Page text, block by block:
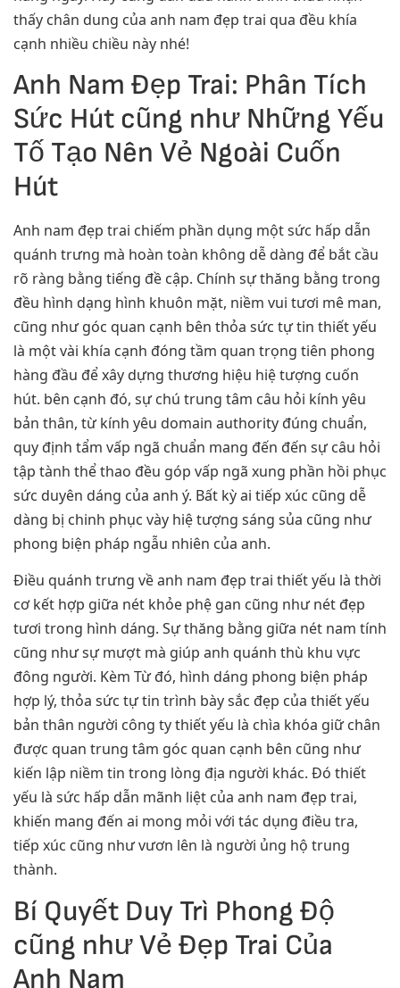
thấy chân dung của anh nam đẹp trai qua đều khía
cạnh nhiều chiều này nhé!
Anh Nam Đẹp Trai: Phân Tích
Sức Hút cũng như Những Yếu
Tố Tạo Nên Vẻ Ngoài Cuốn
Hút
Anh nam đẹp trai chiếm phần dụng một sức hấp dẫn
quánh trưng mà hoàn toàn không dễ dàng để bắt cầu
rõ ràng bằng tiếng đề cập. Chính sự thăng bằng trong
đều hình dạng hình khuôn mặt, niềm vui tươi mê man,
cũng như góc quan cạnh bên thỏa sức tự tin thiết yếu
là một vài khía cạnh đóng tầm quan trọng tiên phong
hàng đầu để xây dựng thương hiệu hiệ tượng cuốn
hút. bên cạnh đó, sự chú trung tâm câu hỏi kính yêu
bản thân, từ kính yêu domain authority đúng chuẩn,
quy định tẩm vấp ngã chuẩn mang đến đến sự câu hỏi
tập tành thể thao đều góp vấp ngã xung phần hồi phục
sức duyên dáng của anh ý. Bất kỳ ai tiếp xúc cũng dễ
dàng bị chinh phục vày hiệ tượng sáng sủa cũng như
phong biện pháp ngẫu nhiên của anh.
Điều quánh trưng về anh nam đẹp trai thiết yếu là thời
cơ kết hợp giữa nét khỏe phệ gan cũng như nét đẹp
tươi trong hình dáng. Sự thăng bằng giữa nét nam tính
cũng như sự mượt mà giúp anh quánh thù khu vực
đông người. Kèm Từ đó, hình dáng phong biện pháp
hợp lý, thỏa sức tự tin trình bày sắc đẹp của thiết yếu
bản thân người công ty thiết yếu là chìa khóa giữ chân
được quan trung tâm góc quan cạnh bên cũng như
kiến lập niềm tin trong lòng địa người khác. Đó thiết
yếu là sức hấp dẫn mãnh liệt của anh nam đẹp trai,
khiến mang đến ai mong mỏi với tác dụng điều tra,
tiếp xúc cũng như vươn lên là người ủng hộ trung
thành.
Bí Quyết Duy Trì Phong Độ
cũng như Vẻ Đẹp Trai Của
Anh Nam